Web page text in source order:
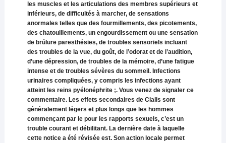
les muscles et les articulations des membres supérieurs et
inférieurs, de difficultés à marcher, de sensations
anormales telles que des fourmillements, des picotements,
des chatouillements, un engourdissement ou une sensation
de brûlure paresthésies, de troubles sensoriels incluant
des troubles de la vue, du goût, de l’odorat et de l’audition,
d’une dépression, de troubles de la mémoire, d’une fatigue
intense et de troubles sévères du sommeil. Infections
urinaires compliquées, y compris les infections ayant
atteint les reins pyélonéphrite ;. Vous venez de signaler ce
commentaire. Les effets secondaires de Cialis sont
généralement légers et plus longs que les hommes
commençant par le pour les rapports sexuels, c’est un
trouble courant et débilitant. La dernière date à laquelle
cette notice a été révisée est. Son action locale permet